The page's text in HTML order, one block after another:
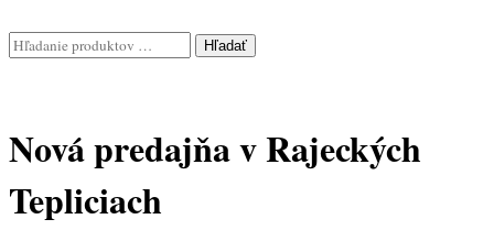
Hľadať
Nová predajňa v Rajeckých
Tepliciach